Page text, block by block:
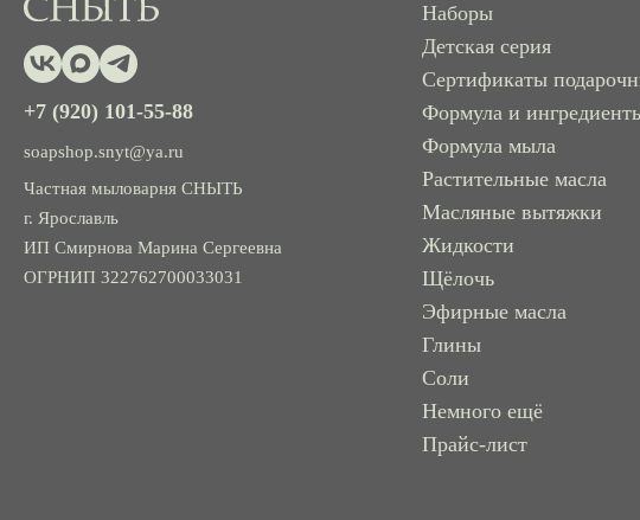
+7 (920) 101-55-88
soapshop.snyt@ya.ru
Частная мыловарня СНЫТЬ
г. Ярославль
ИП Смирнова Марина Сергеевна
ОГРНИП 322762700033031
Наборы
Детская серия
Сертификаты
Формула и
Формула мыла
Растительные масла
Масляные вытяжки
Жидкости
Щёлочь
Эфирные масла
Глины
Соли
Немного ещё
Прайс-лист